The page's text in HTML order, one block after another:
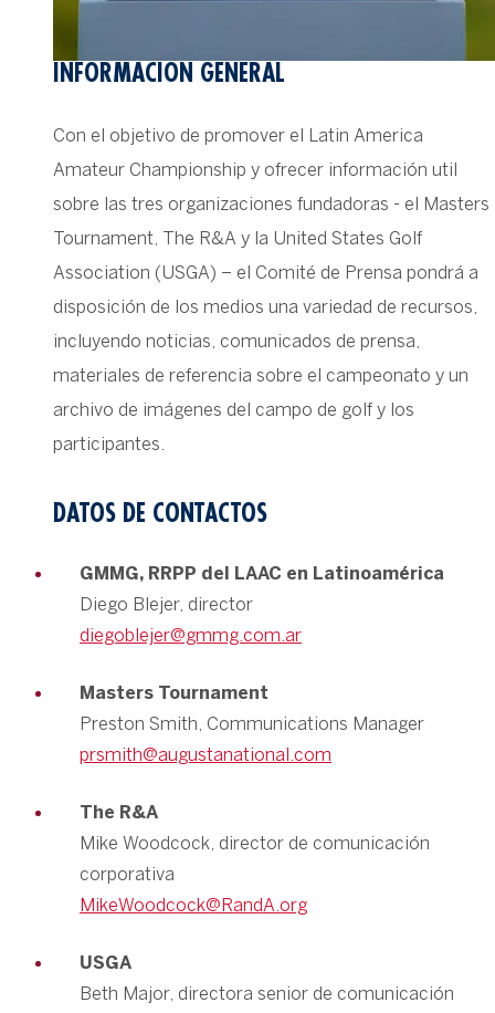
INFORMACIÓN GENERAL
Con el objetivo de promover el Latin America
Amateur Championship y ofrecer información util
sobre las tres organizaciones fundadoras - el Masters
Tournament, The R&A y la United States Golf
Association (USGA) – el Comité de Prensa pondrá a
disposición de los medios una variedad de recursos,
incluyendo noticias, comunicados de prensa,
materiales de referencia sobre el campeonato y un
archivo de imágenes del campo de golf y los
participantes.
DATOS DE CONTACTOS
GMMG, RRPP del LAAC en Latinoamérica
Diego Blejer, director
diegoblejer@gmmg.com.ar
Masters Tournament
Preston Smith, Communications Manager
prsmith@augustanational.com
The R&A
Mike Woodcock, director de comunicación
corporativa
MikeWoodcock@RandA.org
USGA
Beth Major, directora senior de comunicación